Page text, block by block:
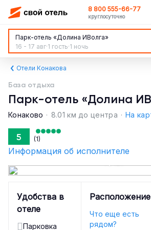
8 800 555-66-77
круглосуточно
Парк-отель «Долина ИВолга»
16 - 17 авг·1 гость·1 ночь
Отели Конакова
База отдыха
Парк-отель «Долина
Конаково · 8.01 км до центра · На
5 (1)
Информация об исполнителе
Удобства в
отеле
Парковка
Расположение
Что еще есть
рядом?